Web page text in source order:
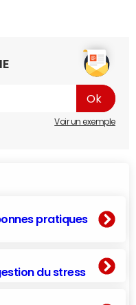
Voir un exemple
pratiques
du stress